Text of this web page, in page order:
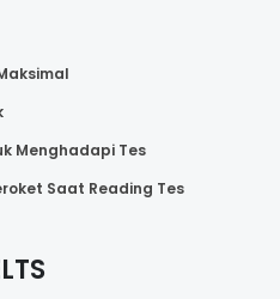
Menghadapi Tes
Saat Reading Tes